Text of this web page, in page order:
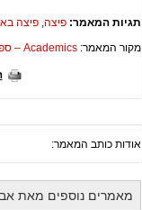
תגיות המאמר: פיצה, פיצה
מקור המאמר: Academics – ספריית המאמרים של ישראל
אודות כותב המאמר:
מאמרים נוספים מאת